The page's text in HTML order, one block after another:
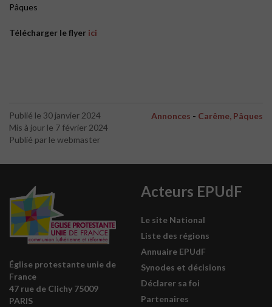
Pâques
Télécharger le flyer ici
Publié le 30 janvier 2024
Mis à jour le 7 février 2024
Publié par le webmaster
Annonces - Carême, Pâques
Église protestante unie de
France
47 rue de Clichy 75009
PARIS
Acteurs EPUdF
Le site National
Liste des régions
Annuaire EPUdF
Synodes et décisions
Déclarer sa foi
Partenaires